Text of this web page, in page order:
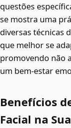
questões
se mostra uma
diversas técnicas
que melhor se
promovendo não
um bem-estar
Benefícios
Facial na